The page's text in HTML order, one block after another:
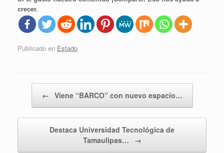
crecer.
Publicado en Estado.
← Viene “BARCO” con nuevo espacio…
Destaca Universidad Tecnológica de
Tamaulipas…
→